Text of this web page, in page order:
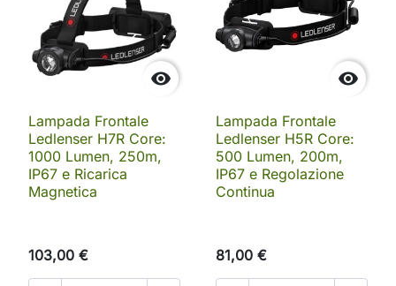

Lampada Frontale
Ledlenser H7R Core:
1000 Lumen, 250m,
IP67 e Ricarica
Magnetica
103,00 €

Lampada Frontale
Ledlenser H5R Core:
500 Lumen, 200m,
IP67 e Regolazione
Continua
81,00 €